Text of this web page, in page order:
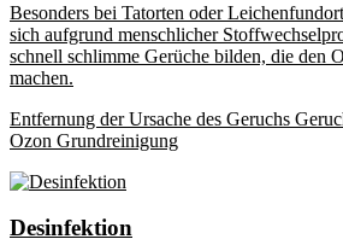
Besonders bei Tatorten oder
sich aufgrund menschlicher
schnell schlimme Gerüche bilden, die den
machen.
Entfernung der Ursache des Geruchs
Ozon Grundreinigung
Desinfektion